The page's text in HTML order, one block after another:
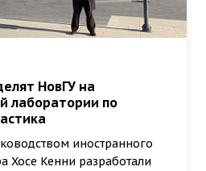
НовГУ на
лаборатории по
иностранного
Хосе Кенни разработали